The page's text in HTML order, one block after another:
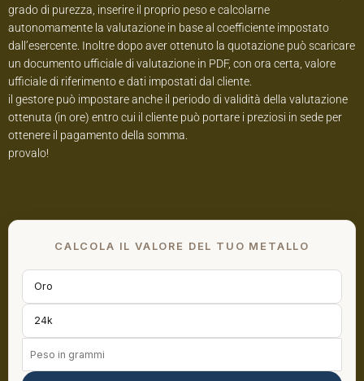
grado di purezza, inserire il proprio peso e calcolarne
autonomamente la valutazione in base al coefficiente impostato
dall’esercente. Inoltre dopo aver ottenuto la quotazione può scaricare
un documento ufficiale di valutazione in PDF, con ora certa, valore
ufficiale di riferimento e dati impostati dal cliente.
il gestore può impostare anche il periodo di validità della valutazione
ottenuta (in ore) entro cui il cliente può portare i preziosi in sede per
ottenere il pagamento della somma.
provalo!
CALCOLA IL VALORE DEL TUO METALLO